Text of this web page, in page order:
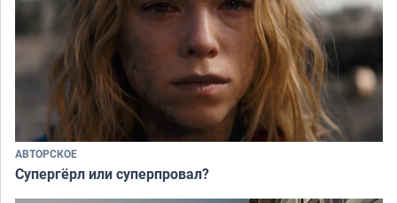
АВТОРСКОЕ
Супергёрл или суперпровал?